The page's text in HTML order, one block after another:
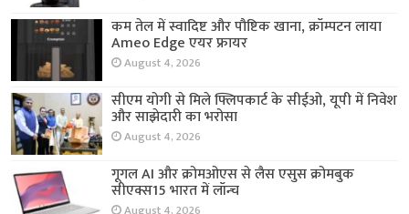
कम तेल में स्वादिष्ट और पौष्टिक खाना, क्रॉम्पटन लाया
Ameo Edge एयर फ्रायर
August 4, 2026
सीएम योगी से मिले फ्लिपकार्ट के सीईओ, यूपी में निवेश
और साझेदारी का भरोसा
August 4, 2026
गूगल AI और क्रोमओएस से लैस एसुस क्रोमबुक
सीएक्स15 भारत में लॉन्च